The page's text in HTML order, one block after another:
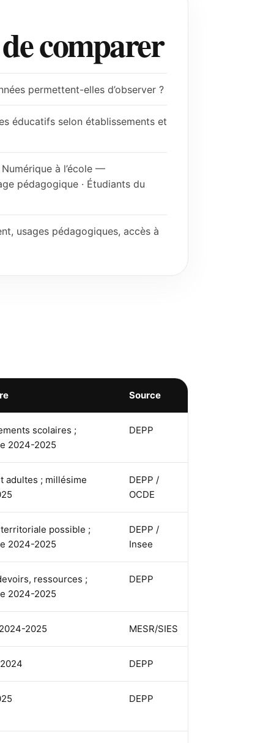
comparer
permettent-elles d’observer ?
éducatifs selon établissements et
à l’école —
pédagogique · Étudiants du
usages pédagogiques, accès à
Source
scolaires ;
2024-2025
DEPP
adultes ; millésime
DEPP /
OCDE
possible ;
2024-2025
DEPP /
Insee
ressources ;
2024-2025
DEPP
2025 MESR/SIES
DEPP
DEPP